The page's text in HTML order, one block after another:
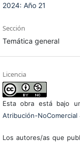
2024: Año 21
Sección
Temática general
Licencia
Esta obra está bajo
Atribución-NoComercial
Los autores/as que